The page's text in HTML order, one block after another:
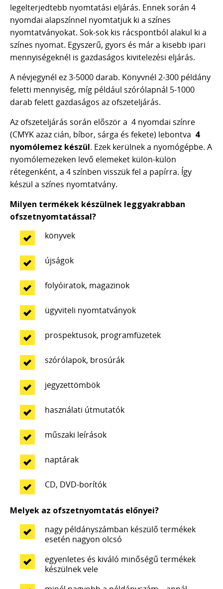
legelterjedtebb nyomtatási eljárás. Ennek során 4
nyomdai alapszínnel nyomtatjuk ki a színes
nyomtatványokat. Sok-sok kis rácspontból alakul ki a
színes nyomat. Egyszerű, gyors és már a kisebb ipari
mennyiségeknél is gazdaságos kivitelezési eljárás.
A névjegynél ez 3-5000 darab. Könyvnél 2-300 példány
feletti mennyiség, míg például szórólapnál 5-1000
darab felett gazdaságos az ofszeteljárás.
Az ofszeteljárás során először a 4 nyomdai színre
(CMYK azaz cián, bíbor, sárga és fekete) lebontva 4
nyomólemez készül. Ezek kerülnek a nyomógépbe. A
nyomólemezeken levő elemeket külön-külön
rétegenként, a 4 színben visszük fel a papírra. Így
készül a színes nyomtatvány.
Milyen termékek készülnek leggyakrabban
ofszetnyomtatással?
könyvek
újságok
folyóiratok, magazinok
ügyviteli nyomtatványok
prospektusok, programfüzetek
szórólapok, brosúrák
jegyzettömbök
használati útmutatók
műszaki leírások
naptárak
CD, DVD-borítók
Melyek az ofszetnyomtatás előnyei?
nagy példányszámban készülő termékek
esetén nagyon olcsó
egyenletes és kiváló minőségű termékek
készülnek vele